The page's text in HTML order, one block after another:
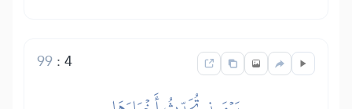
4
:
99